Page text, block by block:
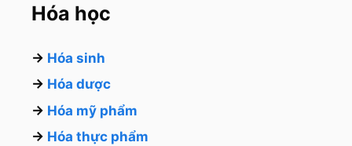
Hóa học
→ Hóa sinh
→ Hóa dược
→ Hóa mỹ phẩm
→ Hóa thực phẩm